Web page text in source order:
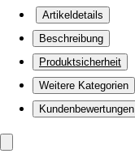
Artikeldetails
Beschreibung
Produktsicherheit
Weitere Kategorien
Kundenbewertungen